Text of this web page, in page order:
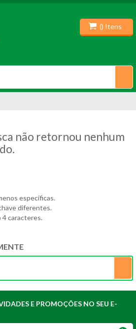
() Itens
não retornou nenhum
específicas.
diferentes.
4 caracteres.
E PROMOÇÕES NO SEU E-